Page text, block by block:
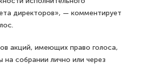
директоров», — комментирует
акций, имеющих право голоса,
на собрании лично или через